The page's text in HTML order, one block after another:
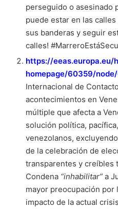
perseguido o asesinado
puede estar en las
sus banderas y seguir
calles!
https://eeas.europa.eu/
homepage/60359/
Internacional de
acontecimientos en
múltiple que afecta a
solución política,
venezolanos,
de la celebración de
transparentes y creíbles
Condena “inhabilitar” a
mayor preocupación por
impacto de la actual